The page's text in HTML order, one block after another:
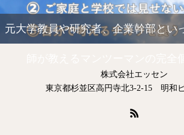
元大学教員や研究者、企業幹部とい
株式会社エッセン
東京都杉並区高円寺北3-2-15 明和